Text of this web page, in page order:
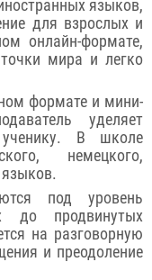
языков,
для взрослых и
онлайн-формате,
мира и легко
формате и мини-
уделяет
В школе
немецкого,
языков.
под уровень
до продвинутых
на разговорную
и преодоление